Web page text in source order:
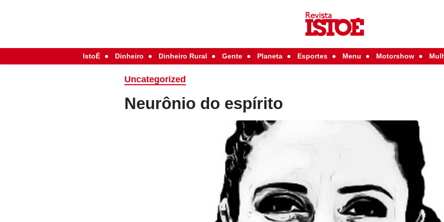
IstoÉ Dinheiro Dinheiro Rural Gente Planeta Esportes Menu Motorshow
Uncategorized
Neurônio do espírito